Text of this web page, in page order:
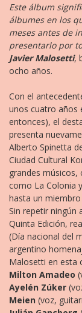
Este álbum
álbumes en los
meses antes de
presentarlo por
Javier Malosetti,
ocho años.
Con el
unos cuatro años
entonces), el
presenta
Alberto Spinetta
Ciudad Cultural
grandes músicos,
como La Colonia
hasta un
Sin repetir ningún
Quinta Edición,
(Día nacional del
argentino
Malosetti en esta
Milton Amadeo
Ayelén Zúker
Meien (voz,